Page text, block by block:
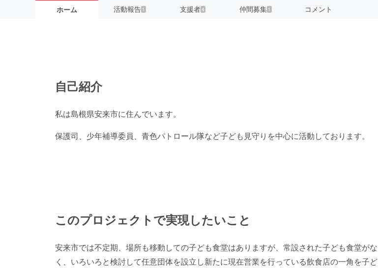
ホーム 活動報告 1 支援者4 仲間募集 1 コメント
自己紹介
私は島根県安来市に住んでいます。
保護司、少年補導委員、青色パトロール隊など子ども見守りを中心に活動しております。
このプロジェクトで実現したいこと
安来市では不定期、場所も移動しての子ども食堂はありますが、常設された子ども食堂がな
く、いろいろと検討して任意団体を設立し新たに現在営業を行っている飲食店の一角を子ど